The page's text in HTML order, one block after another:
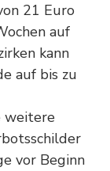
21 Euro
auf
kann
auf bis zu
weitere
vor Beginn